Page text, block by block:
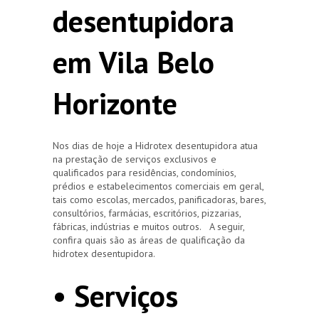
desentupidora
em Vila Belo
Horizonte
Nos dias de hoje a Hidrotex desentupidora atua
na prestação de serviços exclusivos e
qualificados para residências, condomínios,
prédios e estabelecimentos comerciais em geral,
tais como escolas, mercados, panificadoras, bares,
consultórios, farmácias, escritórios, pizzarias,
fábricas, indústrias e muitos outros. A seguir,
confira quais são as áreas de qualificação da
hidrotex desentupidora.
• Serviços